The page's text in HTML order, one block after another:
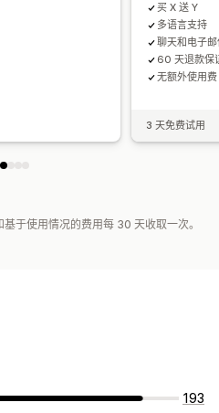
买 X 送 Y
多语言支持
聊天和电子
60 天退款保
无额外使用费
3 天免费试用
于使用情况的费用每 30 天收取一次。
193